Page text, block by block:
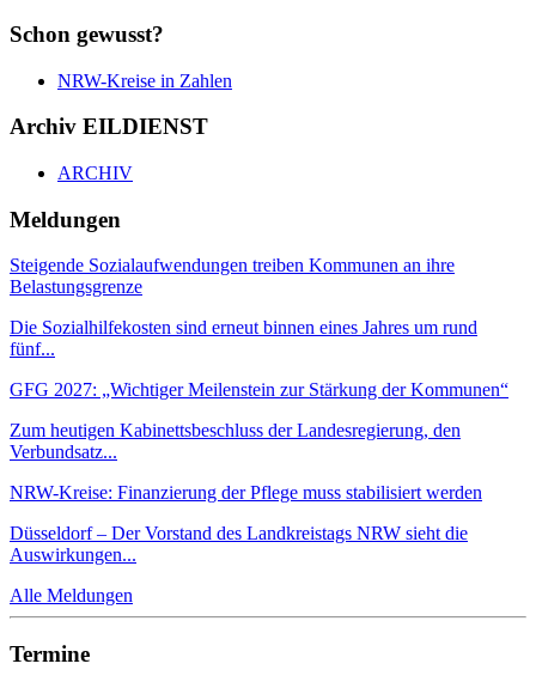
Schon gewusst?
NRW-Kreise in Zahlen
Archiv EILDIENST
ARCHIV
Meldungen
Steigende Sozialaufwendungen treiben Kommunen an ihre
Belastungsgrenze
Die Sozialhilfekosten sind erneut binnen eines Jahres um rund
fünf...
GFG 2027: „Wichtiger Meilenstein zur Stärkung der Kommunen“
Zum heutigen Kabinettsbeschluss der Landesregierung, den
Verbundsatz...
NRW-Kreise: Finanzierung der Pflege muss stabilisiert werden
Düsseldorf – Der Vorstand des Landkreistags NRW sieht die
Auswirkungen...
Alle Meldungen
Termine